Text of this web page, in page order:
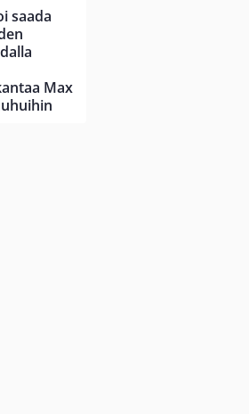
saada
Max